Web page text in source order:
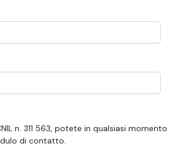
n. 311 563, potete in qualsiasi
di contatto.